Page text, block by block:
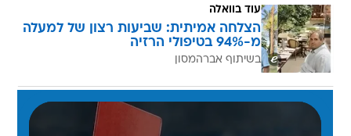
עוד בוואלה
הצלחה אמיתית: שביעות רצון של למעלה
מ-94% בטיפולי הרזיה
בשיתוף אברהמסון